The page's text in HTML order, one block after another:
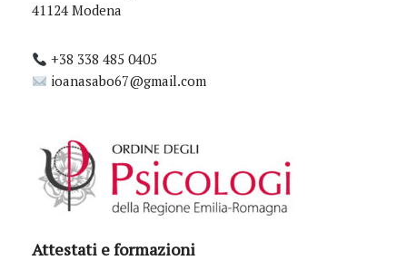
41124 Modena
+38 338 485 0405
ioanasabo67@gmail.com
Attestati e formazioni